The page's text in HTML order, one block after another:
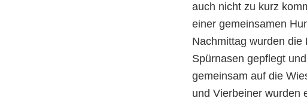
auch nicht zu kurz
einer gemeinsamen
Nachmittag wurden die
Spürnasen gepflegt
gemeinsam auf die
und Vierbeiner wurden